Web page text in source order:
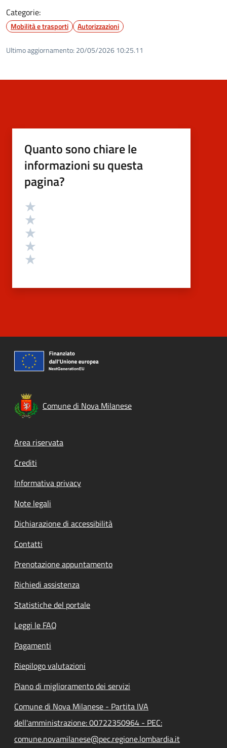
Categorie:
Mobilità e trasporti Autorizzazioni
Ultimo aggiornamento: 20/05/2026 10:25.11
Quanto sono chiare le
informazioni su questa
pagina?
Valutazione
Comune di Nova Milanese
Footer menu
Area riservata
Crediti
Informativa privacy
Note legali
Dichiarazione di accessibilità
Contatti
Prenotazione appuntamento
Richiedi assistenza
Statistiche del portale
Leggi le FAQ
Pagamenti
Riepilogo valutazioni
Piano di miglioramento dei servizi
Comune di Nova Milanese - Partita IVA
dell'amministrazione: 00722350964 - PEC:
comune.novamilanese@pec.regione.lombardia.it